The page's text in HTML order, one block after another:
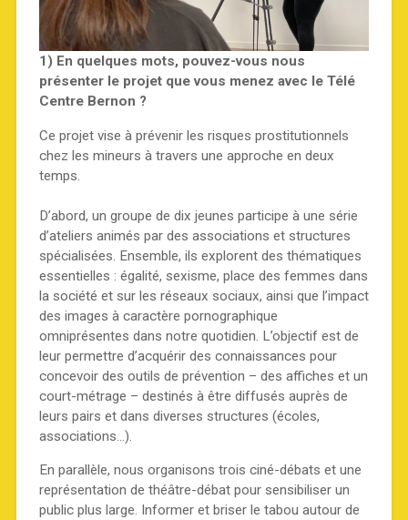
1) En quelques mots, pouvez-vous nous
présenter le projet que vous menez avec le Télé
Centre Bernon ?
Ce projet vise à prévenir les risques prostitutionnels
chez les mineurs à travers une approche en deux
temps.
D’abord, un groupe de dix jeunes participe à une série
d’ateliers animés par des associations et structures
spécialisées. Ensemble, ils explorent des thématiques
essentielles : égalité, sexisme, place des femmes dans
la société et sur les réseaux sociaux, ainsi que l’impact
des images à caractère pornographique
omniprésentes dans notre quotidien. L’objectif est de
leur permettre d’acquérir des connaissances pour
concevoir des outils de prévention – des affiches et un
court-métrage – destinés à être diffusés auprès de
leurs pairs et dans diverses structures (écoles,
associations…).
En parallèle, nous organisons trois ciné-débats et une
représentation de théâtre-débat pour sensibiliser un
public plus large. Informer et briser le tabou autour de